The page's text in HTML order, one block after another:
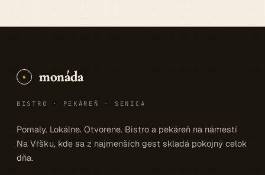
monáda
BISTRO · PEKÁREŇ · SENICA
Pomaly. Lokálne. Otvorene. Bistro a pekáreň na námestí
Na Vŕšku, kde sa z najmenších gest skladá pokojný celok
dňa.